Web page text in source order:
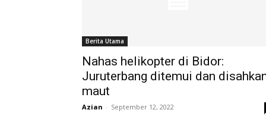
Berita Utama
Nahas helikopter di Bidor:
Juruterbang ditemui dan
maut
Azian - September 12, 2022